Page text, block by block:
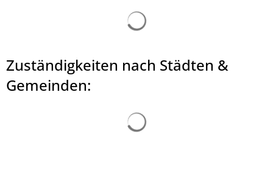
Zuständigkeiten nach Städten &
Gemeinden: